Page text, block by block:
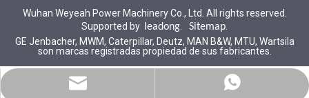
Chaquetas de aislamiento del generador de gases de Jenbacher
Ya sea que su motor funcione con diesel, petróleo
Wuhan Weyeah Power Machinery Co., Ltd. All rights reserved.
Supported by
leadong Sitemap
GE Jenbacher, MWM, Caterpillar, Deutz, MAN B&W, MTU, Wartsila
son marcas registradas propiedad de sus fabricantes.